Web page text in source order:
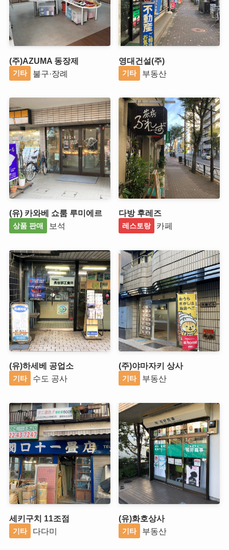
(주)AZUMA 동장제
기타 불구·장례
영대건설(주)
기타 부동산
(유) 카와베 쇼룸 루미에르
상품 판매 보석
다방 후레즈
레스토랑 카페
(유)하세베 공업소
기타 수도 공사
(주)야마자키 상사
기타 부동산
세키구치 11조점
기타 다다미
(유)화호상사
기타 부동산